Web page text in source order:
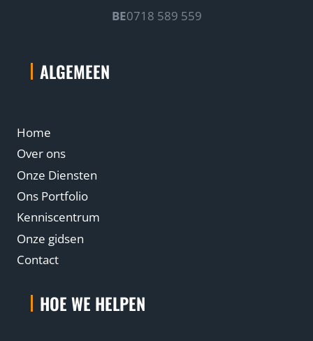
BE0718 589 559
ALGEMEEN
Home
Over ons
Onze Diensten
Ons Portfolio
Kenniscentrum
Onze gidsen
Contact
HOE WE HELPEN